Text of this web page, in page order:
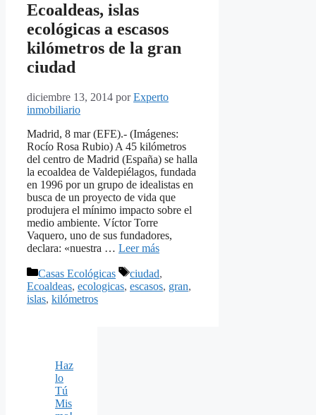
Ecoaldeas, islas
ecológicas a escasos
kilómetros de la gran
ciudad
diciembre 13, 2014 porExperto
inmobiliario
Madrid, 8 mar (EFE).- (Imágenes:
Rocío Rosa Rubio) A 45 kilómetros
del centro de Madrid (España) se halla
la ecoaldea de Valdepiélagos, fundada
en 1996 por un grupo de idealistas en
busca de un proyecto de vida que
produjera el mínimo impacto sobre el
medio ambiente. Víctor Torre
Vaquero, uno de sus fundadores,
declara: «nuestra … Leer más
Categorías
Casas Ecológicas Etiquetas
ciudad,
Ecoaldeas, ecologicas, escasos, gran,
islas, kilómetros
Haz
lo
Tú
Mis